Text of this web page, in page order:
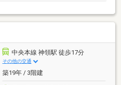
中央本線 神領駅 徒歩17分
その他の交通
築19年 / 3階建